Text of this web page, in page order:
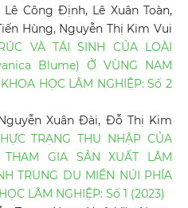
Công Định, Lê Xuân Toàn,
Hùng, Nguyễn Thị Kim Vui
VÀ TÁI SINH CỦA LOÀI
Blume) Ở VÙNG NAM
HỌC LÂM NGHIỆP: Số 2
Xuân Đài, Đỗ Thị Kim
TRẠNG THU NHẬP CỦA
GIA SẢN XUẤT LÂM
TRUNG DU MIỀN NÚI PHÍA
LÂM NGHIỆP: Số 1 (2023)